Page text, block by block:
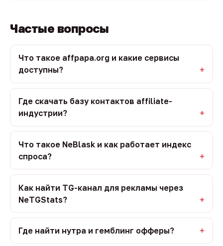
Частые вопросы
Что такое affpapa.org и какие сервисы
доступны?
Где скачать базу контактов affiliate-
индустрии?
Что такое NeBlask и как работает индекс
спроса?
Как найти TG-канал для рекламы через
NeTGStats?
Где найти нутра и гемблинг офферы?